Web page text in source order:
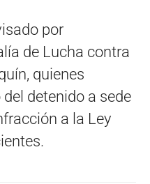
por
de Lucha contra
quienes
detenido a sede
a la Ley